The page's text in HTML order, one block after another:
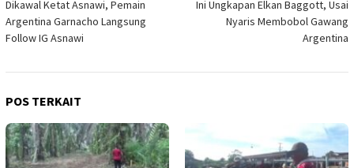
pos
Dikawal Ketat Asnawi, Pemain
Argentina Garnacho Langsung
Follow IG Asnawi
Ini Ungkapan Elkan Baggott, Usai
Nyaris Membobol Gawang
Argentina
POS TERKAIT